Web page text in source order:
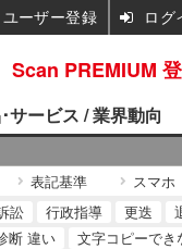
サービス / 業界動向
表記基準 スマホ
訟 行政指導 更迭
断 違い 文字コピーでき
Scan PREMIUM
ユーザー登録 ログ